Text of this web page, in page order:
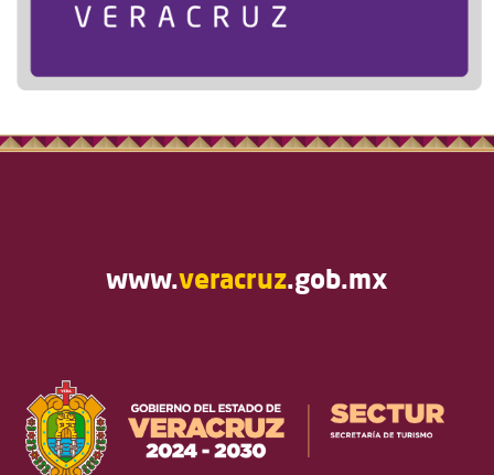
www.veracruz.gob.mx